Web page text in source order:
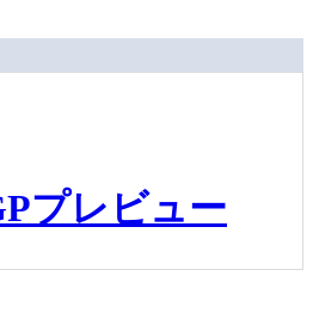
プレビュー